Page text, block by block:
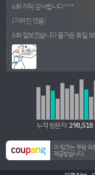
6화 자막 감사합니다^^*
(가려진 댓글)
6화 잘보겠습니다 즐거운
누적 방문자: 298,518
이 링크는 쿠팡 파
제공받습니다.